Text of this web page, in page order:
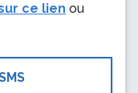
ce lien ou